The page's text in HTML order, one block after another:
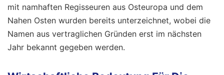
mit namhaften Regisseuren aus Osteuropa und dem
Nahen Osten wurden bereits unterzeichnet, wobei die
Namen aus vertraglichen Gründen erst im nächsten
Jahr bekannt gegeben werden.